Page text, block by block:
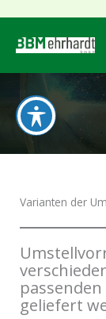
Varianten der
geliefert